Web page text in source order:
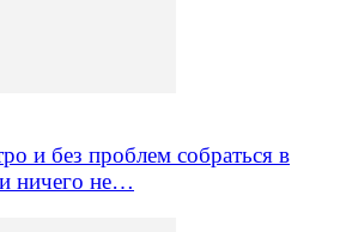
и без проблем собраться в
ничего не…